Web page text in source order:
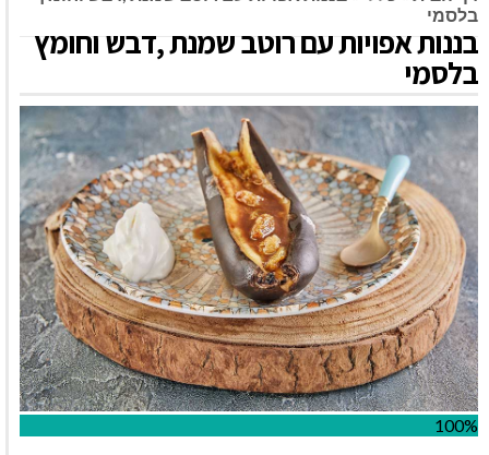
בלסמי
בננות אפויות עם רוטב שמנת ,דבש וחומץ
בלסמי
100%